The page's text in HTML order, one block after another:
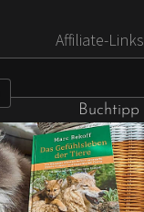
Affiliate-Links
Buchtipp